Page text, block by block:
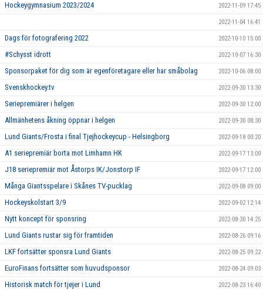
Hockeygymnasium 2023/2024 2022-11-09 17:45
2022-11-04 16:41
Dags för fotografering 2022 2022-10-10 15:00
#Schysst idrott 2022-10-07 16:30
Sponsorpaket för dig som är egenföretagare eller har småbolag 2022-10-06 08:00
Svenskhockey.tv 2022-09-30 13:30
Seriepremiärer i helgen 2022-09-30 12:00
Allmänhetens åkning öppnar i helgen 2022-09-30 08:30
Lund Giants/Frosta i final Tjejhockeycup - Helsingborg 2022-09-18 00:20
A1 seriepremiär borta mot Limhamn HK 2022-09-17 13:00
J18 seriepremiär mot Åstorps IK/Jonstorp IF 2022-09-17 12:00
Många Giantsspelare i Skånes TV-pucklag 2022-09-08 09:00
Hockeyskolstart 3/9 2022-09-02 12:14
Nytt koncept för sponsring 2022-08-30 14:25
Lund Giants rustar sig för framtiden 2022-08-26 09:16
LKF fortsätter sponsra Lund Giants 2022-08-25 09:22
EuroFinans fortsätter som huvudsponsor 2022-08-24 09:03
Historisk match för tjejer i Lund 2022-08-23 16:40